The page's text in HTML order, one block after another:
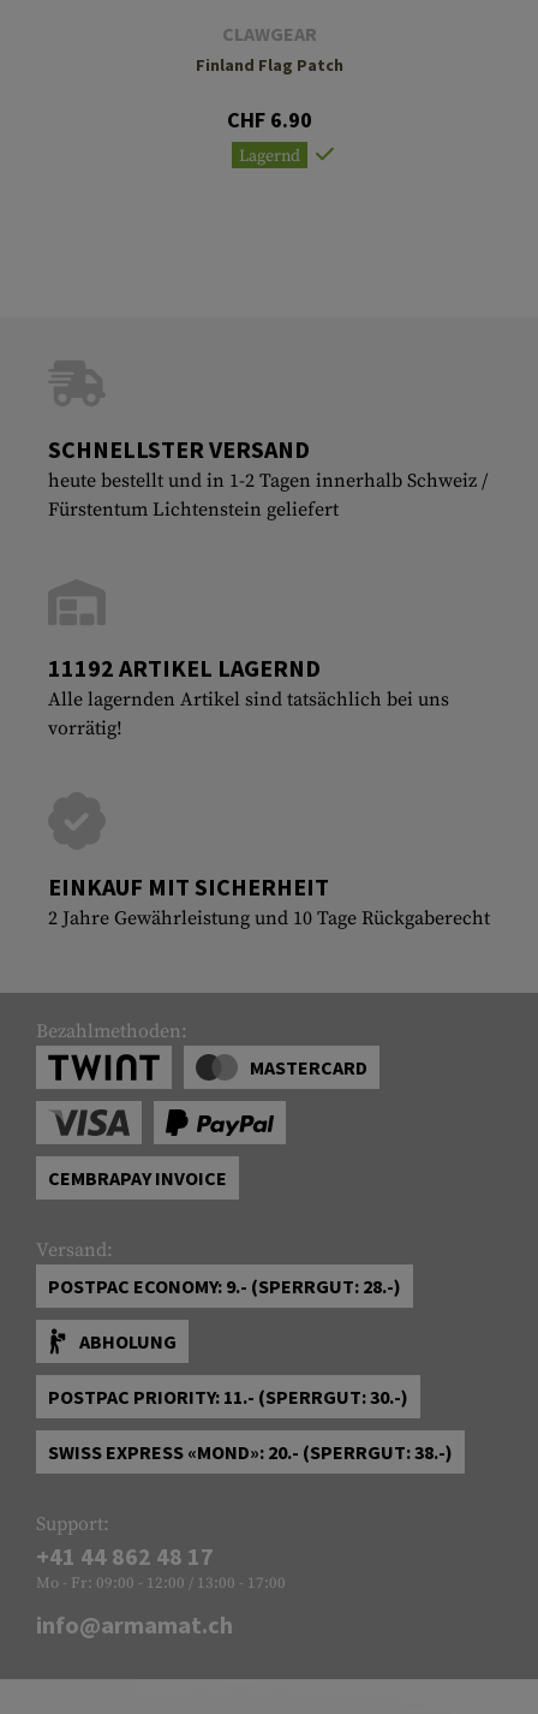
CLAWGEAR
Finland Flag Patch
CHF 6.90
Lagernd
SCHNELLSTER VERSAND
heute bestellt und in 1-2 Tagen innerhalb Schweiz /
Fürstentum Lichtenstein geliefert
11192 ARTIKEL LAGERND
Alle lagernden Artikel sind tatsächlich bei uns
vorrätig!
EINKAUF MIT SICHERHEIT
2 Jahre Gewährleistung und 10 Tage Rückgaberecht
Bezahlmethoden:
MASTERCARD
CEMBRAPAY INVOICE
Versand:
POSTPAC ECONOMY: 9.- (SPERRGUT: 28.-)
ABHOLUNG
POSTPAC PRIORITY: 11.- (SPERRGUT: 30.-)
SWISS EXPRESS «MOND»: 20.- (SPERRGUT: 38.-)
Support:
+41 44 862 48 17
Mo - Fr: 09:00 - 12:00 / 13:00 - 17:00
info@armamat.ch